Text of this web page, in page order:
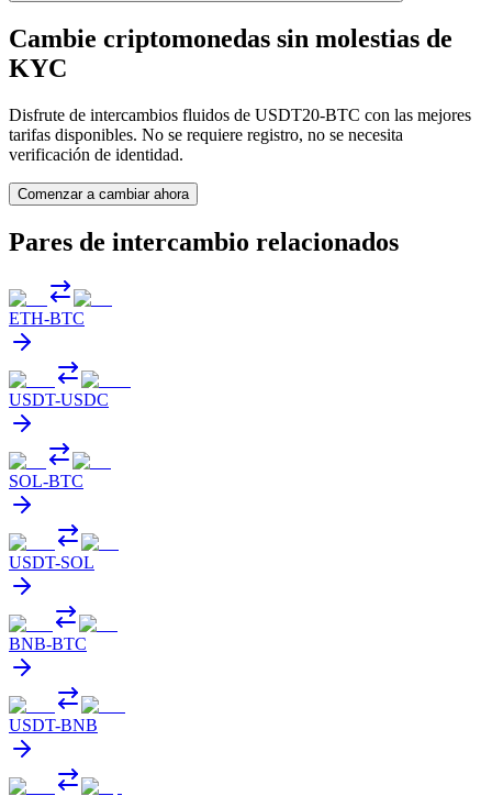
Cambie criptomonedas sin molestias de
KYC
Disfrute de intercambios fluidos de USDT20-BTC con las mejores
tarifas disponibles. No se requiere registro, no se necesita
verificación de identidad.
Comenzar a cambiar ahora
Pares de intercambio relacionados
ETH-BTC
USDT-USDC
SOL-BTC
USDT-SOL
BNB-BTC
USDT-BNB